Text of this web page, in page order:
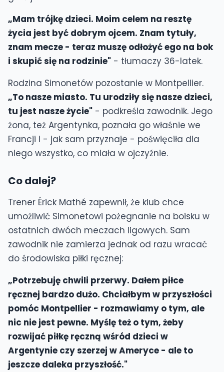
„Mam trójkę dzieci. Moim celem na resztę
życia jest być dobrym ojcem. Znam tytuły,
znam mecze - teraz muszę odłożyć ego na bok
i skupić się na rodzinie" - tłumaczy 36-latek.
Rodzina Simonetów pozostanie w Montpellier.
„To nasze miasto. Tu urodziły się nasze dzieci,
tu jest nasze życie" - podkreśla zawodnik. Jego
żona, też Argentynka, poznała go właśnie we
Francji i - jak sam przyznaje - poświęciła dla
niego wszystko, co miała w ojczyźnie.
Co dalej?
Trener Érick Mathé zapewnił, że klub chce
umożliwić Simonetowi pożegnanie na boisku w
ostatnich dwóch meczach ligowych. Sam
zawodnik nie zamierza jednak od razu wracać
do środowiska piłki ręcznej:
„Potrzebuję chwili przerwy. Dałem piłce
ręcznej bardzo dużo. Chciałbym w przyszłości
pomóc Montpellier - rozmawiamy o tym, ale
nic nie jest pewne. Myślę też o tym, żeby
rozwijać piłkę ręczną wśród dzieci w
Argentynie czy szerzej w Ameryce - ale to
jeszcze daleka przyszłość."